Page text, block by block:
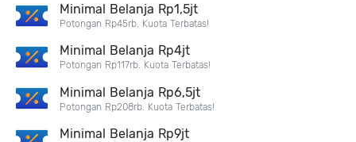
Minimal Belanja Rp1,5jt
Potongan Rp45rb. Kuota Terbatas!
Minimal Belanja Rp4jt
Potongan Rp117rb. Kuota Terbatas!
Minimal Belanja Rp6,5jt
Potongan Rp208rb. Kuota Terbatas!
Minimal Belanja Rp9jt